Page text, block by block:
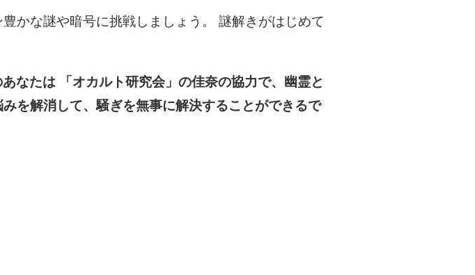
かな謎や暗号に挑戦しましょう。 謎解きがはじめて
なたは 「オカルト研究会」の佳奈の協力で、幽霊と
を解消して、騒ぎを無事に解決することができるで